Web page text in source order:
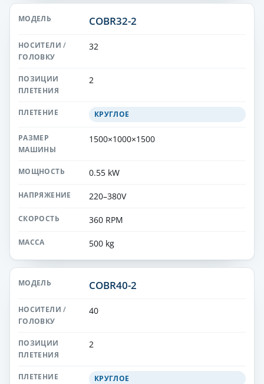
COBR32-2
32
2
КРУГЛОЕ
1500×1000×1500
0.55 kW
220–380V
360 RPM
500 kg
COBR40-2
40
2
КРУГЛОЕ